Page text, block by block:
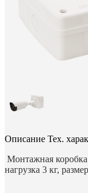
Описание Тех.
Монтажная
нагрузка 3 кг,